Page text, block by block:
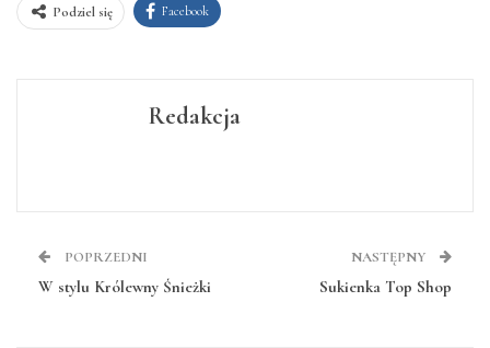
Podziel się Facebook
Redakcja
POPRZEDNI
W stylu Królewny Śnieżki
NASTĘPNY
Sukienka Top Shop